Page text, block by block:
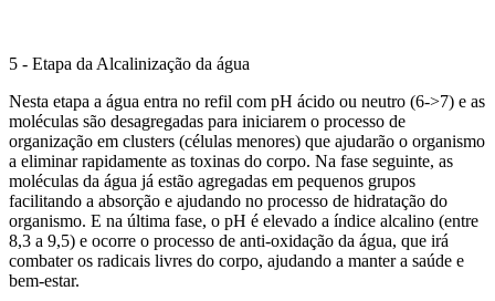
5 - Etapa da Alcalinização da água
Nesta etapa a água entra no refil com pH ácido ou neutro (6->7) e as
moléculas são desagregadas para iniciarem o processo de
organização em clusters (células menores) que ajudarão o organismo
a eliminar rapidamente as toxinas do corpo. Na fase seguinte, as
moléculas da água já estão agregadas em pequenos grupos
facilitando a absorção e ajudando no processo de hidratação do
organismo. E na última fase, o pH é elevado a índice alcalino (entre
8,3 a 9,5) e ocorre o processo de anti-oxidação da água, que irá
combater os radicais livres do corpo, ajudando a manter a saúde e
bem-estar.